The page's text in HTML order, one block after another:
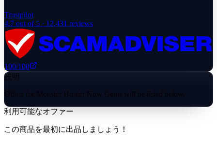
Trustpilot
4.7 out of 5 · 12,431 reviews
100/100
説明
Offers for Monster Hunter Now Gems will be listed below.
利用可能なオファー
この商品を最初に出品しましょう！